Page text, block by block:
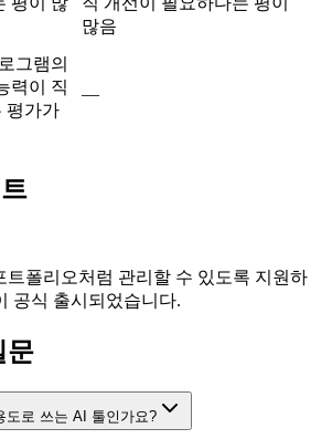
많음
그램의
력이 직
평가가
—
트폴리오처럼 관리할 수 있도록 지원하
공식 출시되었습니다.
문
도로 쓰는 AI 툴인가요?